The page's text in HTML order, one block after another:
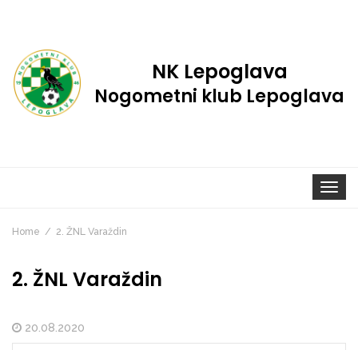
NK Lepoglava
Nogometni klub Lepoglava
Toggle
Home 2. ŽNL Varaždin
2. ŽNL Varaždin
20.08.2020